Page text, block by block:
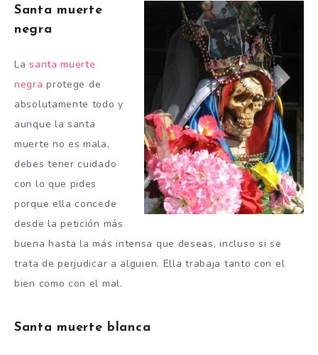
Santa muerte
negra
Lasanta muerte
negra protege de
absolutamente todo y
aunque la santa
muerte no es mala,
debes tener cuidado
con lo que pides
porque ella concede
desde la petición más
buena hasta la más intensa que deseas, incluso si se
trata de perjudicar a alguien. Ella trabaja tanto con el
bien como con el mal.
Santa muerte blanca